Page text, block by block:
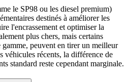
le SP98 ou les diesel premium)
destinés à améliorer les
l'encrassement et optimiser la
plus chers, mais certains
peuvent en tirer un meilleur
véhicules récents, la différence de
standard reste cependant marginale.